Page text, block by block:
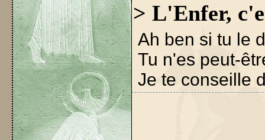
> L'Enfer,
Ah ben si tu le
Tu n'es peut-
Je te conseille